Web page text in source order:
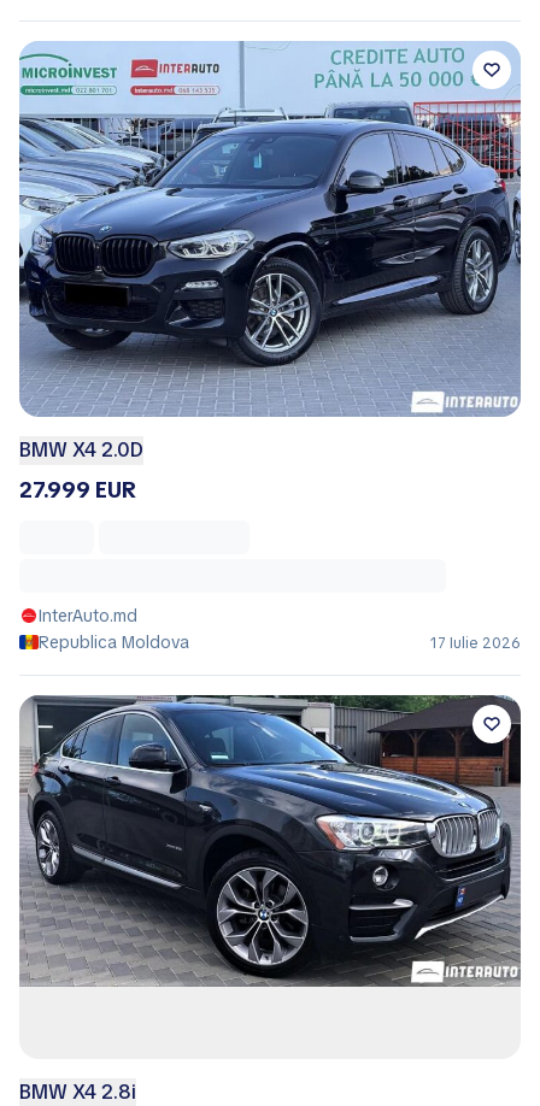
BMW X4 2.0D
27.999 EUR
InterAuto.md
Republica Moldova
17 Iulie 2026
BMW X4 2.8i